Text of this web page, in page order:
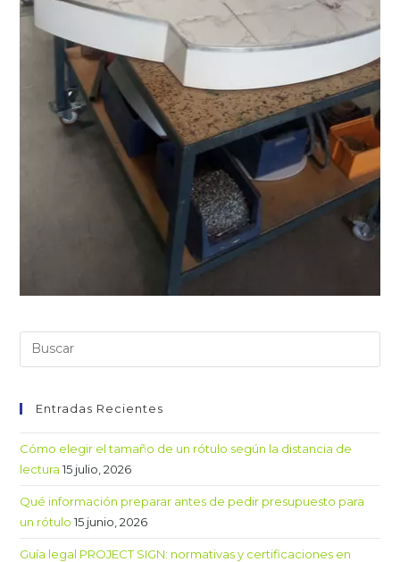
Entradas Recientes
Cómo elegir el tamaño de un rótulo según la distancia de
lectura 15 julio, 2026
Qué información preparar antes de pedir presupuesto para
un rótulo 15 junio, 2026
Guía legal PROJECT SIGN: normativas y certificaciones en